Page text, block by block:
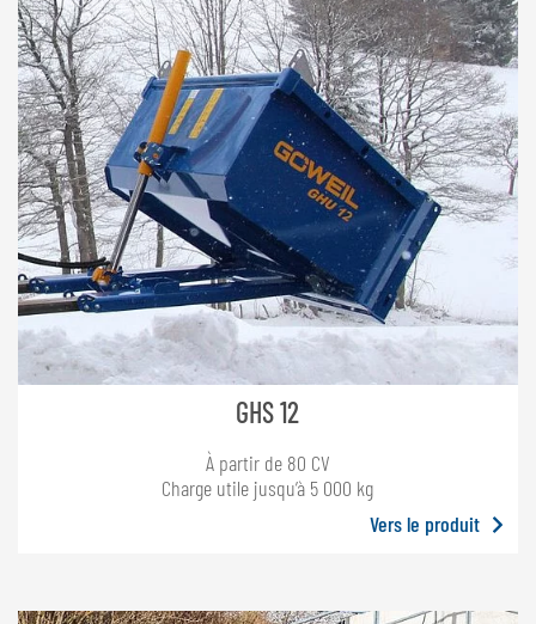
GHS 12
À partir de 80 CV
Charge utile jusqu’à 5 000 kg
Vers le produit